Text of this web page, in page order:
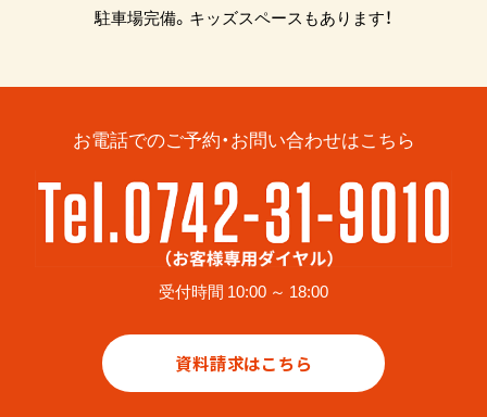
駐車場完備。キッズスペースもあります！
お電話でのご予約・お問い合わせはこちら
受付時間 10:00 ～ 18:00
資料請求はこちら